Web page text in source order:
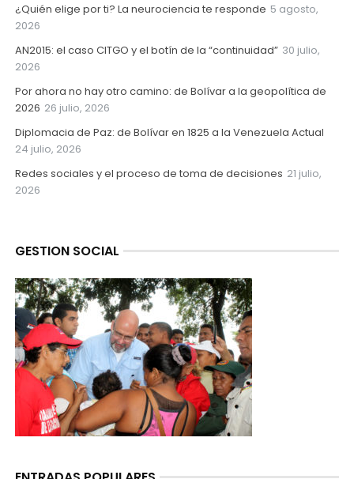
¿Quién elige por ti? La neurociencia te responde 5 agosto,
2026
AN2015: el caso CITGO y el botín de la “continuidad” 30 julio,
2026
Por ahora no hay otro camino: de Bolívar a la geopolítica de
2026 26 julio, 2026
Diplomacia de Paz: de Bolívar en 1825 a la Venezuela Actual
24 julio, 2026
Redes sociales y el proceso de toma de decisiones 21 julio,
2026
GESTION SOCIAL